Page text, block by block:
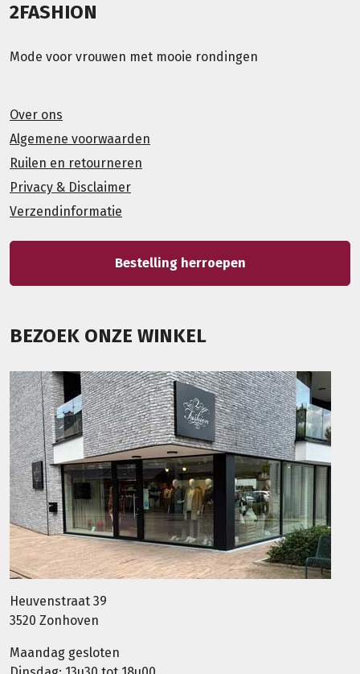
2FASHION
Mode voor vrouwen met mooie rondingen
Over ons
Algemene voorwaarden
Ruilen en retourneren
Privacy & Disclaimer
Verzendinformatie
Bestelling herroepen
BEZOEK ONZE WINKEL
Heuvenstraat 39
3520 Zonhoven
Maandag gesloten